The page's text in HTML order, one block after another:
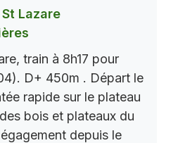
Lazare
train à 8h17 pour
D+ 450m . Départ le
rapide sur le plateau
bois et plateaux du
depuis le